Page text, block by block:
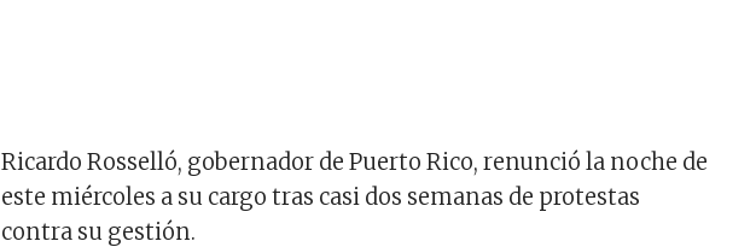
Ricardo Rosselló, gobernador de Puerto Rico, renunció la noche de
este miércoles a su cargo tras casi dos semanas de protestas
contra su gestión.